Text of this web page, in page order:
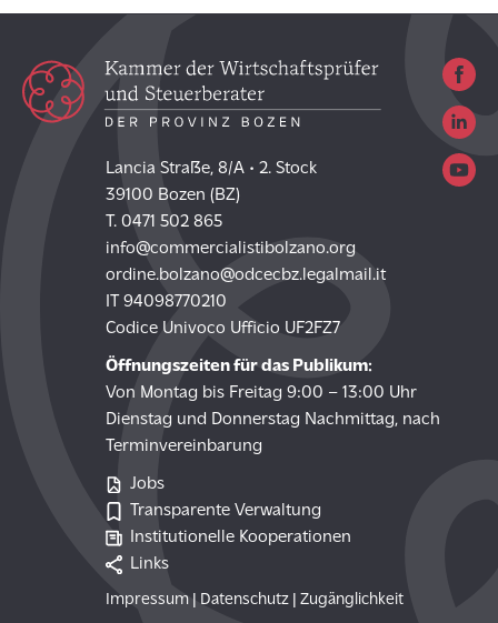
Lancia Straße, 8/A • 2. Stock
39100 Bozen (BZ)
T. 0471 502 865
info@commercialistibolzano.org
ordine.bolzano@odcecbz.legalmail.it
IT 94098770210
Codice Univoco Ufficio UF2FZ7
Öffnungszeiten für das Publikum:
Von Montag bis Freitag 9:00 – 13:00 Uhr
Dienstag und Donnerstag Nachmittag, nach
Terminvereinbarung
Jobs
Transparente Verwaltung
Institutionelle Kooperationen
Links
Impressum Datenschutz Zugänglichkeit